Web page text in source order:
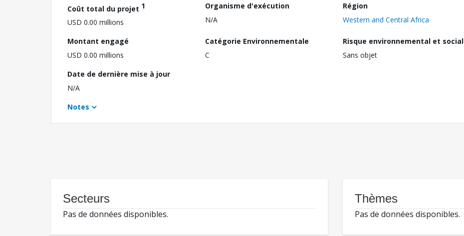
Coût total du projet 1
USD 0.00 millions
Organisme d'exécution
N/A
Région
Western and Central Africa
Montant engagé
USD 0.00 millions
Catégorie Environnementale
C
Risque environnemental et social
Sans objet
Date de dernière mise à jour
N/A
Notes
Secteurs
Pas de données disponibles.
Thèmes
Pas de données disponibles.